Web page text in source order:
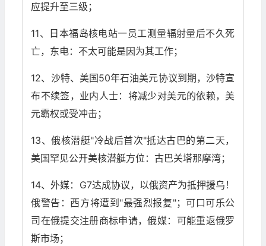
应提升至三级；
11、日本福岛核电站一员工测量辐射量后不久死
亡，东电：不太可能是因为其工作；
12、沙特、美国50年石油美元协议到期，沙特宣
布不续签，业内人士：将减少对美元的依赖，美
元霸权或受冲击；
13、俄核潜艇"冷战后首次"抵达古巴的第二天，
美国罕见公开美核潜艇方位：古巴关塔那摩湾；
14、外媒：G7达成协议，以俄资产为抵押援乌！
俄警告：西方将遭到"最强烈报复"；可口可乐公
司在俄提交注册商标申请，俄媒：可能重返俄罗
斯市场；